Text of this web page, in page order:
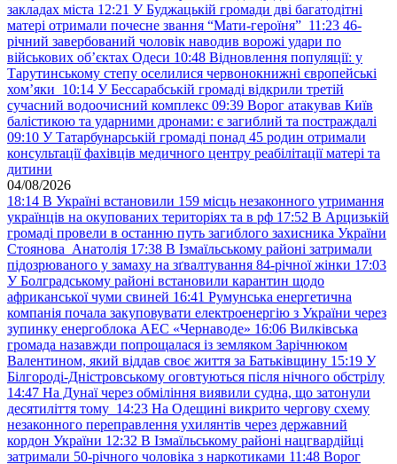
закладах міста 12:21 У Буджацькій громади дві багатодітні
матері отримали почесне звання “Мати-героїня” 11:23 46-
річний завербований чоловік наводив ворожі удари по
військових обʼєктах Одеси 10:48 Відновлення популяції: у
Тарутинському степу оселилися червонокнижні європейські
хом’яки 10:14 У Бессарабській громаді відкрили третій
сучасний водоочисний комплекс 09:39 Ворог атакував Київ
балістикою та ударними дронами: є загиблий та постраждалі
09:10 У Татарбунарській громаді понад 45 родин отримали
консультації фахівців медичного центру реабілітації матері та
дитини
04/08/2026
18:14 В Україні встановили 159 місць незаконного утримання
українців на окупованих територіях та в рф 17:52 В Арцизькій
громаді провели в останню путь загиблого захисника України
Стоянова Анатолія 17:38 В Ізмаїльському районі затримали
підозрюваного у замаху на зґвалтування 84-річної жінки 17:03
У Болградському районі встановили карантин щодо
африканської чуми свиней 16:41 Румунська енергетична
компанія почала закуповувати електроенергію з України через
зупинку енергоблока АЕС «Чернаводе» 16:06 Вилківська
громада назавжди попрощалася із земляком Зарічнюком
Валентином, який віддав своє життя за Батьківщину 15:19 У
Білгороді-Дністровському оговтуються після нічного обстрілу
14:47 На Дунаї через обміління виявили судна, що затонули
десятиліття тому 14:23 На Одещині викрито чергову схему
незаконного переправлення ухилянтів через державний
кордон України 12:32 В Ізмаїльському районі нацгвардійці
затримали 50-річного чоловіка з наркотиками 11:48 Ворог